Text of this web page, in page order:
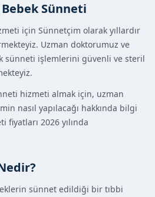
Sünneti
için Sünnetçim olarak yıllardır
Uzman doktorumuz ve
sünneti işlemlerini güvenli ve steril
hizmeti almak için, uzman
nasıl yapılacağı hakkında bilgi
2026 yılında
sünnet edildiği bir tıbbi